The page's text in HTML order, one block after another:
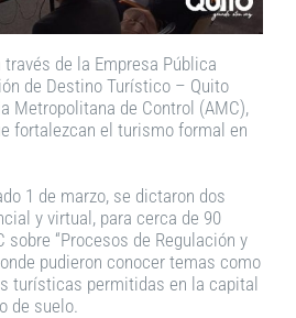
de la Empresa Pública
de Destino Turístico – Quito
Metropolitana de Control (AMC),
fortalezcan el turismo formal en
1 de marzo, se dictaron dos
y virtual, para cerca de 90
“Procesos de Regulación y
pudieron conocer temas como
turísticas permitidas en la capital
de suelo.